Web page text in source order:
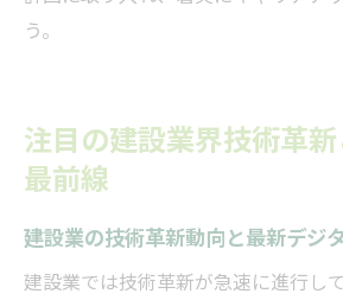
う。
注目の建設業界技術革
最前線
建設業の技術革新動向と最新デジ
建設業では技術革新が急速に進行し